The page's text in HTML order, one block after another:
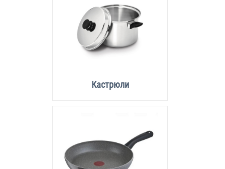
Кастрюли